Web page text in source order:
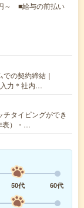
～ ■給与の前払い
の契約締結｜
力＊社内…
タイピングができ
表）・…
50代
60代